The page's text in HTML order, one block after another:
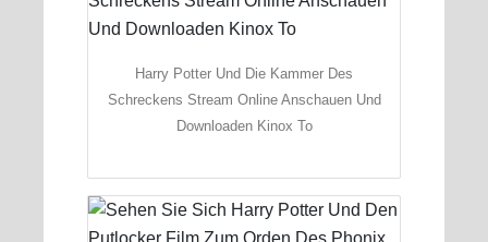
Harry Potter Und Die Kammer Des
Schreckens Stream Online Anschauen Und
Downloaden Kinox To